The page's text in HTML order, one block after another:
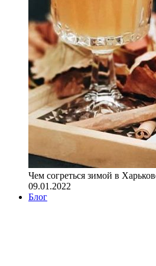
Чем согреться зимой в
09.01.2022
Блог